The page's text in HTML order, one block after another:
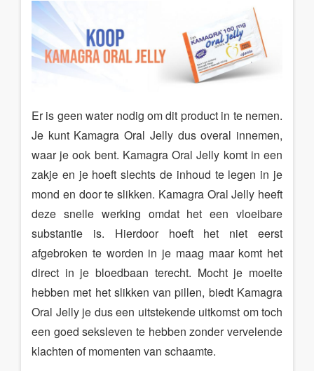
Er is geen water nodig om dit product in te nemen.
Je kunt Kamagra Oral Jelly dus overal innemen,
waar je ook bent. Kamagra Oral Jelly komt in een
zakje en je hoeft slechts de inhoud te legen in je
mond en door te slikken. Kamagra Oral Jelly heeft
deze snelle werking omdat het een vloeibare
substantie is. Hierdoor hoeft het niet eerst
afgebroken te worden in je maag maar komt het
direct in je bloedbaan terecht. Mocht je moeite
hebben met het slikken van pillen, biedt Kamagra
Oral Jelly je dus een uitstekende uitkomst om toch
een goed seksleven te hebben zonder vervelende
klachten of momenten van schaamte.